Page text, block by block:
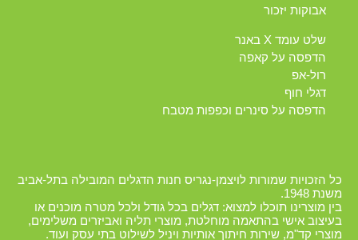
אבוקות יזכור
שלט עומד X באנר
הדפסה על קאפה
רול-אפ
דגלי חוף
הדפסה על סינרים וכפפות מטבח
כל הזכויות שמורות לויצמן-נגריס חנות הדגלים המובילה בתל-אביב
משנת 1948.
בין מוצרינו תוכלו למצוא: דגלים בכל גודל ולכל מטרה מוכנים או
בעיצוב אישי בהתאמה מוחלטת, מוצרי תליה ואביזרים משלימים,
מוצרי קד"מ, שירות חיתוך אותיות ויניל לשילוט בתי עסק ועוד.